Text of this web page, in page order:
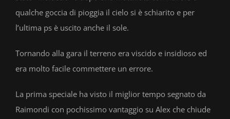
qualche goccia di pioggia il cielo si è schiarito e per
l’ultima ps è uscito anche il sole.
Tornando alla gara il terreno era viscido e insidioso ed
era molto facile commettere un errore.
La prima speciale ha visto il miglior tempo segnato da
Raimondi con pochissimo vantaggio su Alex che chiude